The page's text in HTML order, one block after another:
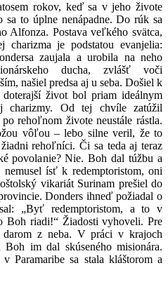
rokov, keď sa v jeho živote
sa to úplne nenápadne. Do rúk sa
Alfonza. Postava veľkého svätca,
charizma je podstatou evanjelia:
zaujala a urobila na neho
ducha, zvlášť voči
našiel predsa aj u seba. Došiel k
život bol priam ideálnym
charizmy. Od tej chvíle zatúžil
rehoľnom živote neustále rástla.
vôľou – lebo silne veril, že to
rehoľníci. Či sa teda aj teraz
povolanie? Nie. Boh dal túžbu a
ísť k redemptoristom, oni
vikariát Surinam prešiel do
Donders ihneď požiadal o
„Byť redemptoristom, a to v
Boh riadi!“ Žiadosti vyhoveli. Pre
darom z neba. V práci v krajoch
im dal skúseného misionára.
Paramaribe sa stala kláštorom a